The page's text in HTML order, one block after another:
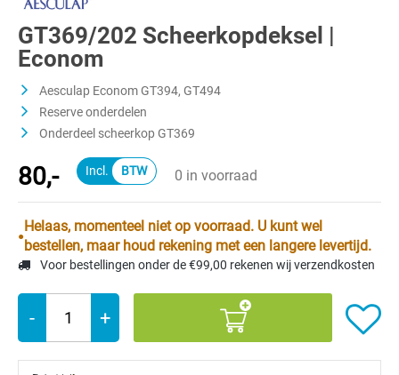
GT369/202 Scheerkopdeksel |
Econom
Aesculap Econom GT394, GT494
Reserve onderdelen
Onderdeel scheerkop GT369
80,- 0 in voorraad
Helaas, momenteel niet op voorraad. U kunt wel
bestellen, maar houd rekening met een langere levertijd.
Voor bestellingen onder de €99,00 rekenen wij verzendkosten
- +